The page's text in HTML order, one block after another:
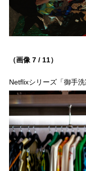
（画像 7 / 11）
Netflixシリーズ「御手